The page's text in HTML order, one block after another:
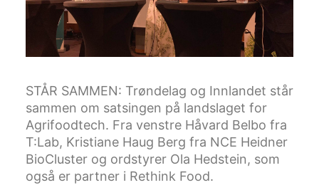
STÅR SAMMEN: Trøndelag og Innlandet står
sammen om satsingen på landslaget for
Agrifoodtech. Fra venstre Håvard Belbo fra
T:Lab, Kristiane Haug Berg fra NCE Heidner
BioCluster og ordstyrer Ola Hedstein, som
også er partner i Rethink Food.